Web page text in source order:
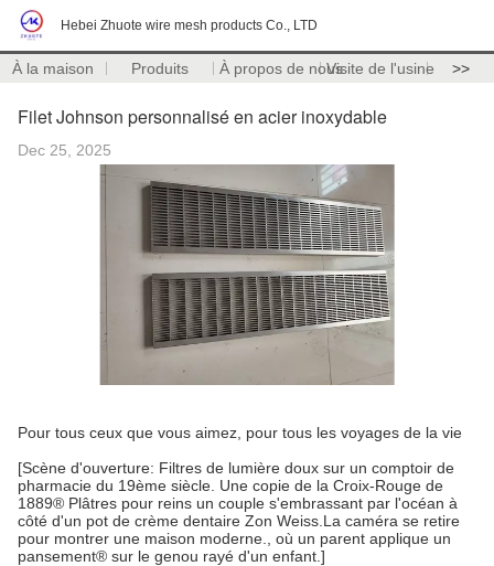
Hebei Zhuote wire mesh products Co., LTD
À la maison Produits À propos de nousVisite de l'usine >>
Filet Johnson personnalisé en acier inoxydable
Dec 25, 2025
Pour tous ceux que vous aimez, pour tous les voyages de la vie
[Scène d'ouverture: Filtres de lumière doux sur un comptoir de
pharmacie du 19ème siècle. Une copie de la Croix-Rouge de
1889® Plâtres pour reins un couple s'embrassant par l'océan à
côté d'un pot de crème dentaire Zon Weiss.La caméra se retire
pour montrer une maison moderne., où un parent applique un
pansement® sur le genou rayé d'un enfant.]